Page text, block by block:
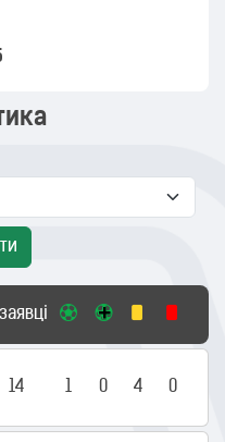
14 1 0 4 0